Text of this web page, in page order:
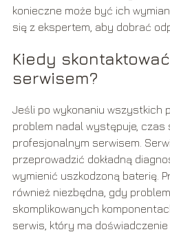
konieczne może być ich
się z ekspertem, aby dobrać
Kiedy
serwisem?
Jeśli po wykonaniu wszystkich
problem nadal występuje, czas
profesjonalnym serwisem.
przeprowadzić dokładną
wymienić uszkodzoną baterię.
również niezbędna, gdy
skomplikowanych
serwis, który ma